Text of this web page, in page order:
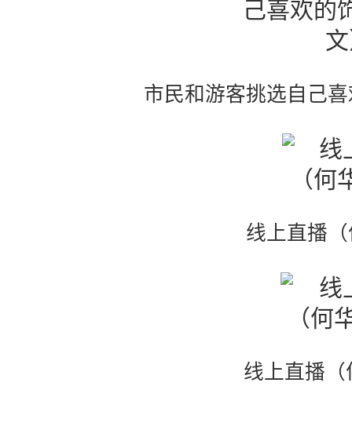
市民和游客挑选自己
线上直播
线上直播（